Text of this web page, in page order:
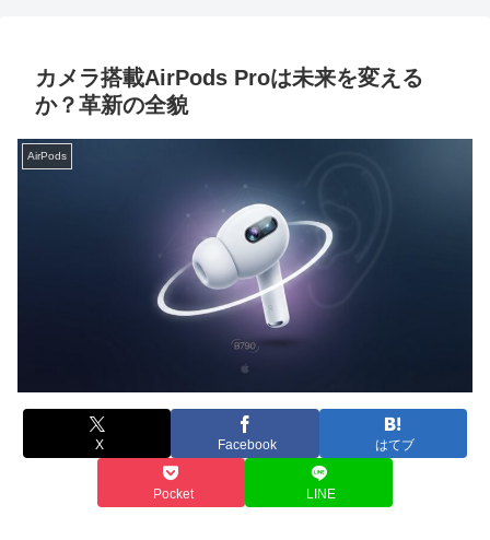
カメラ搭載AirPods Proは未来を変える
か？革新の全貌
AirPods
X Facebook はてブ
Pocket LINE